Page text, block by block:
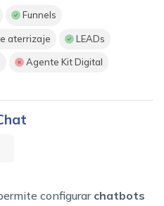
Funnels
aterrizaje LEADs
Agente Kit Digital
configurarchatbots